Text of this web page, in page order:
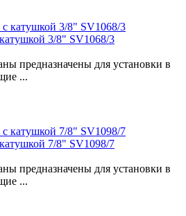
3/8" SV1068/3
предназначены для установки в
...
7/8" SV1098/7
предназначены для установки в
...